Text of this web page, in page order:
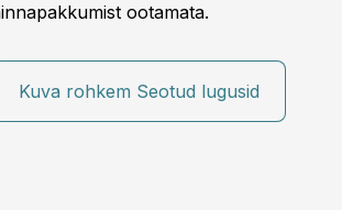
ootamata.
Kuva rohkem Seotud lugusid